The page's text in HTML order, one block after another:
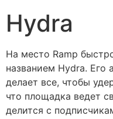
Hydra
На место Ramp
названием Hydra. Его
делает все, чтобы
что площадка ведет
делится с